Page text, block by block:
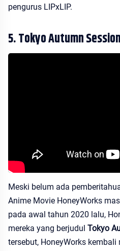
pengurus LIPxLIP.
5. Tokyo Autumn
Meski belum ada
Anime Movie HoneyWorks
pada awal tahun 2020 lalu,
mereka yang berjudul Tokyo
tersebut, HoneyWorks